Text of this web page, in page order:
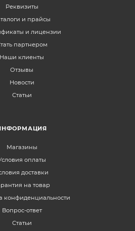
Реквизиты
и прайсы
и лицензии
партнером
Наши клиенты
Отзывы
Новости
Статьи
Магазины
оплаты
доставки
на товар
конфиденциальности
Вопрос-ответ
Статьи